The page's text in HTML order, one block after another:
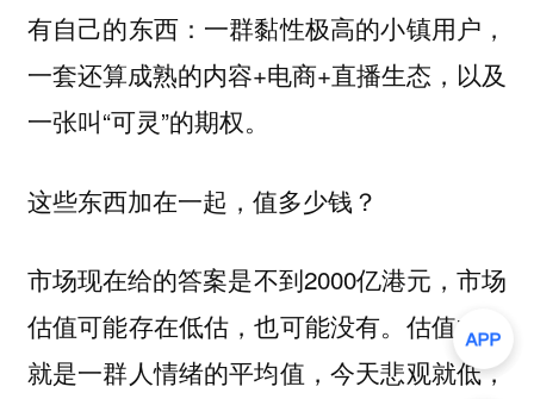
有自己的东西：一群黏性极高的小镇用户，
一套还算成熟的内容+电商+直播生态，以及
一张叫“可灵”的期权。
这些东西加在一起，值多少钱？
市场现在给的答案是不到2000亿港元，市场
估值可能存在低估，也可能没有。估值本来
就是一群人情绪的平均值，今天悲观就低，